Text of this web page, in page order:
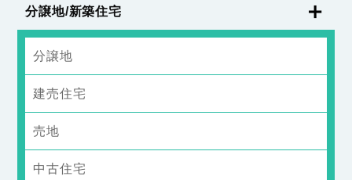
分譲地/新築住宅
分譲地
建売住宅
売地
中古住宅